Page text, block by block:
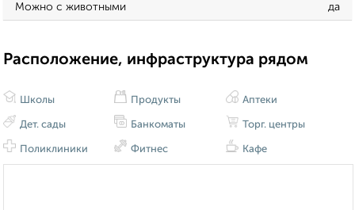
Можно с животными да
Расположение, инфраструктура рядом
Школы
Дет. сады
Поликлиники
Продукты
Банкоматы
Фитнес
Аптеки
Торг. центры
Кафе